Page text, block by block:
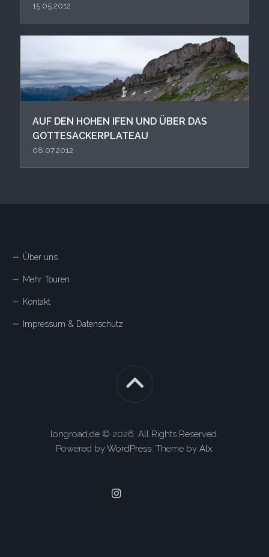
15.05.2012
AUF DEN HOHEN IFEN UND ÜBER DAS
GOTTESACKERPLATEAU
08.07.2012
Über uns
Mehr Touren
Kontakt
Impressum & Datenschutz
longroad.de © 2026. All Rights Reserved.
Powered byWordPress. Theme by Alx.